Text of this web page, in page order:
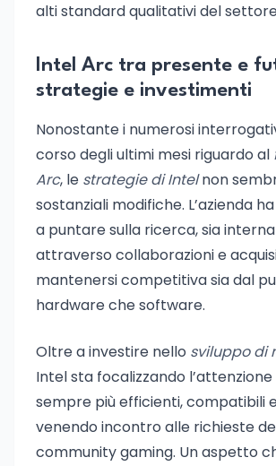
alti standard qualitativi del
Intel Arc tra presente e
strategie e investimenti
Nonostante i numerosi
corso degli ultimi mesi riguardo al
Arc, le strategie di Intelnon
sostanziali modifiche. L’azienda
a puntare sulla ricerca, sia
attraverso collaborazioni e
mantenersi competitiva sia dal
hardware che software.
Oltre a investire nello sviluppo di
Intel sta focalizzando
sempre più efficienti, compatibili
venendo incontro alle richieste
community gaming. Un aspetto